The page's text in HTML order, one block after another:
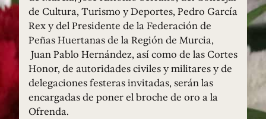
de Cultura, Turismo y Deportes, Pedro García
Rex y del Presidente de la Federación de
Peñas Huertanas de la Región de Murcia,
Juan Pablo Hernández, así como de las Cortes
Honor, de autoridades civiles y militares y de
delegaciones festeras invitadas, serán las
encargadas de poner el broche de oro a la
Ofrenda.